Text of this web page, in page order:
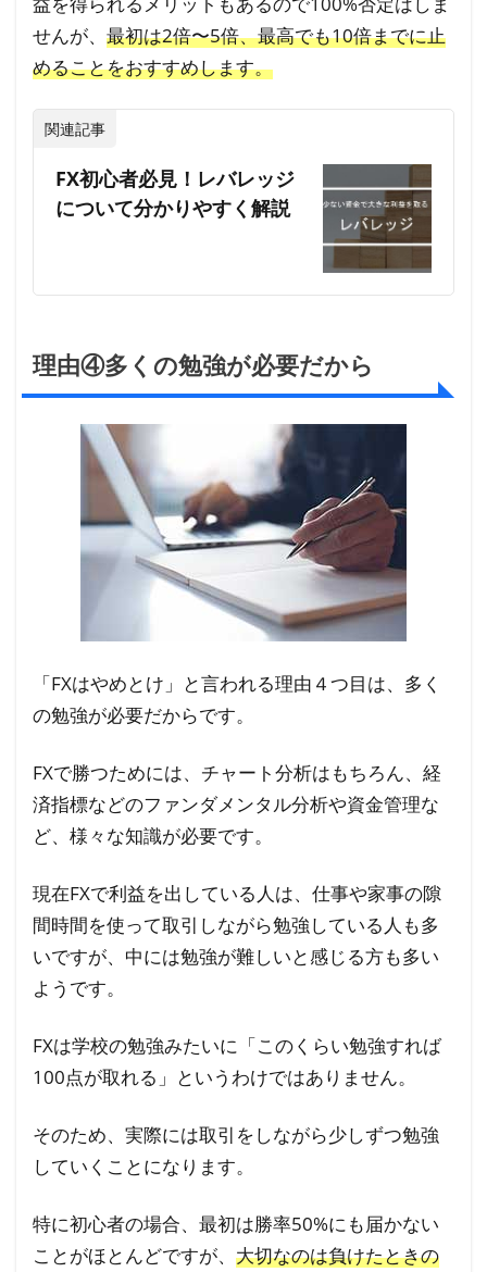
せんが、 最初は2倍〜5倍、最高でも10倍までに止
めることをおすすめします。
関連記事
FX初心者必見！レバレッジ
について分かりやすく解説
理由④多くの勉強が必要だから
「FXはやめとけ」と言われる理由４つ目は、多く
の勉強が必要だからです。
FXで勝つためには、チャート分析はもちろん、経
済指標などのファンダメンタル分析や資金管理な
ど、様々な知識が必要です。
現在FXで利益を出している人は、仕事や家事の隙
間時間を使って取引しながら勉強している人も多
いですが、中には勉強が難しいと感じる方も多い
ようです。
FXは学校の勉強みたいに「このくらい勉強すれば
100点が取れる」というわけではありません。
そのため、実際には取引をしながら少しずつ勉強
していくことになります。
特に初心者の場合、最初は勝率50%にも届かない
ことがほとんどですが、 大切なのは負けたときの